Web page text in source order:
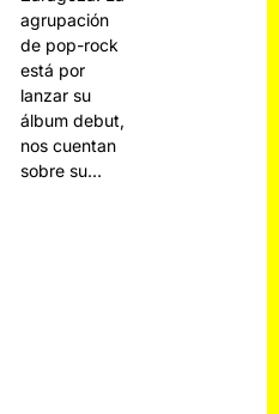
agrupación
de pop-rock
está por
lanzar su
álbum debut,
nos cuentan
sobre su…